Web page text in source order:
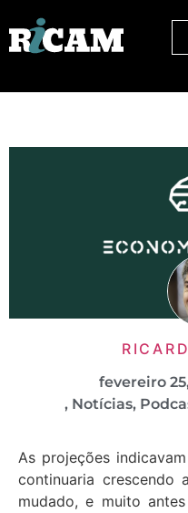
fevereiro
, Notícias,
As projeções
continuaria crescendo
mudado, e muito